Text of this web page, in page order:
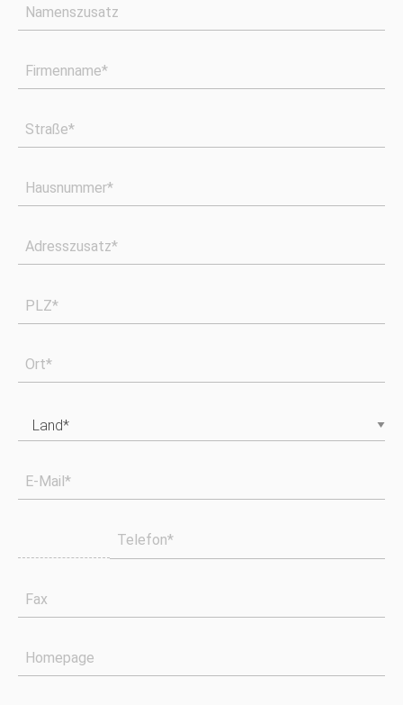
Namenszusatz
Firmenname*
Straße*
Hausnummer*
Adresszusatz*
PLZ*
Ort*
E-Mail*
Telefon*
Fax
Homepage